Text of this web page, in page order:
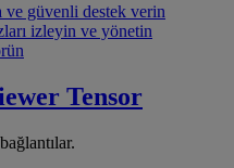
ve güvenli destek verin
izleyin ve yönetin
Tensor